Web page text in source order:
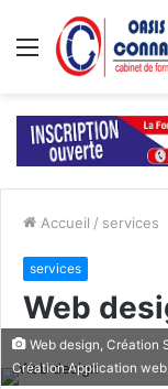
Menu
Accueil / services
services
Web
Web design, Création
Création Application